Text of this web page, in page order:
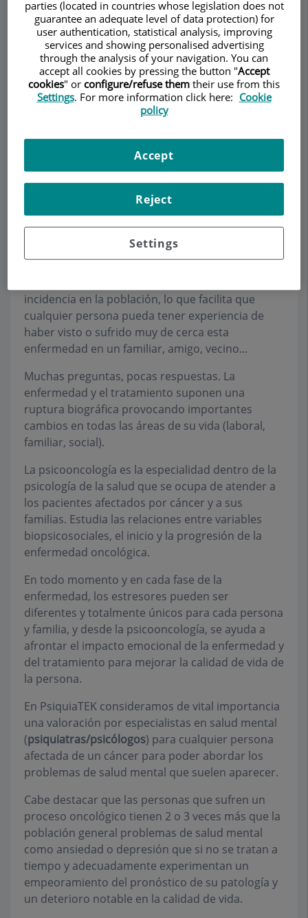
Descripción ServiciosEquipoContactoDatos de interés
Pedir cita
Psicooncología
Cuando una persona recibe un diagnóstico de
cáncer, se encuentra en una situación totalmente
nueva, inesperada, que provoca un grado
incidencia en la población, lo que facilita que
cualquier persona pueda tener experiencia de
haber visto o sufrido muy de cerca esta
enfermedad en un familiar, amigo, vecino…
Muchas preguntas, pocas respuestas. La
enfermedad y el tratamiento suponen una
ruptura biográfica provocando importantes
cambios en todas las áreas de su vida (laboral,
familiar, social).
La psicooncología es la especialidad dentro de la
psicología de la salud que se ocupa de atender a
los pacientes afectados por cáncer y a sus
familias. Estudia las relaciones entre variables
biopsicosociales, el inicio y la progresión de la
enfermedad oncológica.
En todo momento y en cada fase de la
enfermedad, los estresores pueden ser
diferentes y totalmente únicos para cada persona
y familia, y desde la psicooncología, se ayuda a
afrontar el impacto emocional de la enfermedad y
del tratamiento para mejorar la calidad de vida de
la persona.
En PsiquiaTEK consideramos de vital importancia
una valoración por especialistas en salud mental
(psiquiatras/psicólogos) para cualquier persona
afectada de un cáncer para poder abordar los
problemas de salud mental que suelen aparecer.
Cabe destacar que las personas que sufren un
proceso oncológico tienen 2 o 3 veces más que la
población general problemas de salud mental
como ansiedad o depresión que si no se tratan a
tiempo y adecuadamente experimentan un
empeoramiento del pronóstico de su patología y
un deterioro notable en la calidad de vida.
parties (located in countries whose legislation does not
guarantee an adequate level of data protection) for
user authentication, statistical analysis, improving
services and showing personalised advertising
through the analysis of your navigation. You can
accept all cookies by pressing the button "Accept
cookies" or configure/refuse them their use from this
Settings. For more information click here: Cookie
policy
Settings
Reject
Accept